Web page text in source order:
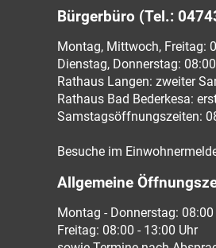
Bürgerbüro (Tel.:
Montag, Mittwoch, Freitag:
Dienstag, Donnerstag:
Rathaus Langen: zweiter
Rathaus Bad Bederkesa:
Samstagsöffnungszeiten:
Besuche im
Allgemeine
Montag - Donnerstag: 08:00
Freitag: 08:00 - 13:00 Uhr